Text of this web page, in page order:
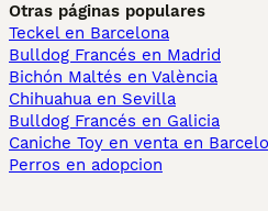
Otras páginas populares
Teckel en Barcelona
Bulldog Francés en Madrid
Bichón Maltés en València
Chihuahua en Sevilla
Bulldog Francés en Galicia
Caniche Toy en venta en
Perros en adopcion